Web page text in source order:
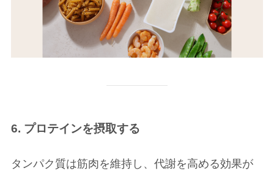
6. プロテインを摂取する
タンパク質は筋肉を維持し、代謝を高める効果が